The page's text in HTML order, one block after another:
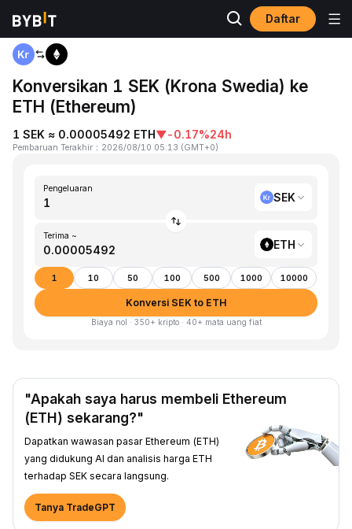
Daftar
Beranda
Konversikan 1 SEK (Krona Swedia) ke
ETH (Ethereum)
1 SEK ≈ 0.00005492 ETH▼-0.17%24h
Pembaruan Terakhir ： 2026/08/10 05:13 (GMT+0)
Pengeluaran
SEK
Terima ~
ETH
1 10 50 100 500 1000 10000
Konversi SEK to ETH
Biaya nol · 350+ kripto · 40+ mata uang fiat
"Apakah saya harus membeli Ethereum
(ETH) sekarang?"
Dapatkan wawasan pasar Ethereum (ETH)
yang didukung AI dan analisis harga ETH
terhadap SEK secara langsung.
Tanya TradeGPT